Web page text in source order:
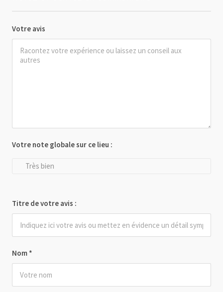
Votre avis
Nom *
Votre note globale sur ce lieu :
Très bien
Titre de votre avis :